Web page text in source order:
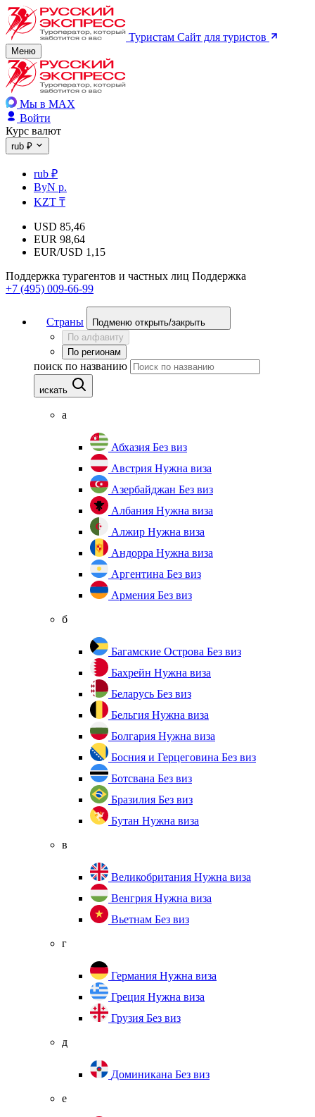
Туристам Сайт для туристов
Меню
Мы в MAX
Войти
Курс валют
rub ₽
rub ₽
ByN р.
KZT ₸
USD 85,46
EUR 98,64
EUR/USD 1,15
Поддержка турагентов и частных лиц Поддержка
+7 (495) 009-66-99
Страны
Подменю открыть/закрыть
По алфавиту
По регионам
поиск по названию
искать
а
Абхазия Без виз
Австрия Нужна виза
Азербайджан Без виз
Албания Нужна виза
Алжир Нужна виза
Андорра Нужна виза
Аргентина Без виз
Армения Без виз
б
Багамские Острова Без виз
Бахрейн Нужна виза
Беларусь Без виз
Бельгия Нужна виза
Болгария Нужна виза
Босния и Герцеговина Без виз
Ботсвана Без виз
Бразилия Без виз
Бутан Нужна виза
в
Великобритания Нужна виза
Венгрия Нужна виза
Вьетнам Без виз
г
Германия Нужна виза
Греция Нужна виза
Грузия Без виз
д
Доминикана Без виз
е